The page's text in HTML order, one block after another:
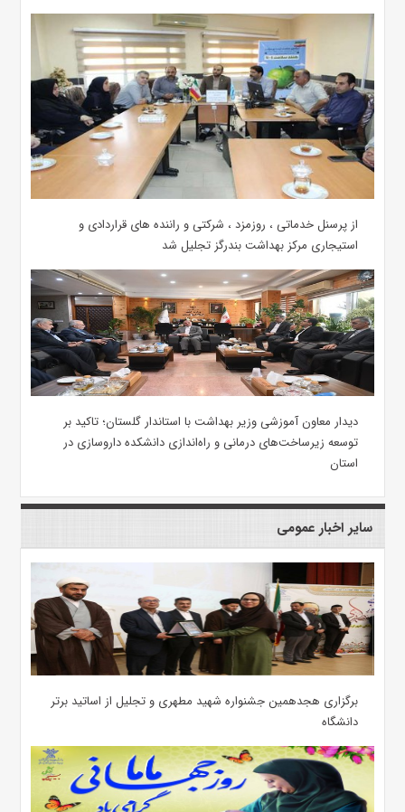
از پرسنل خدماتی ، روزمزد ، شرکتی و راننده های قراردادی و
استیجاری مرکز بهداشت بندرگز تجلیل شد
دیدار معاون آموزشی وزیر بهداشت با استاندار گلستان؛ تاکید بر
توسعه زیرساخت‌های درمانی و راه‌اندازی دانشکده داروسازی در
استان
سایر اخبار عمومی
برگزاری هجدهمین جشنواره شهید مطهری و تجلیل از اساتید برتر
دانشگاه